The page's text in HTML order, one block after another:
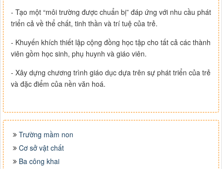
- Tạo một “môi trường được chuẩn bị” đáp ứng với nhu cầu phát
triển cả về thể chất, tinh thần và trí tuệ của trẻ.
- Khuyến khích thiết lập cộng đồng học tập cho tất cả các thành
viên gồm học sinh, phụ huynh và giáo viên.
- Xây dựng chương trình giáo dục dựa trên sự phát triển của trẻ
và đặc điểm của nền văn hoá.
Trường mầm non
Cơ sở vật chất
Ba công khai